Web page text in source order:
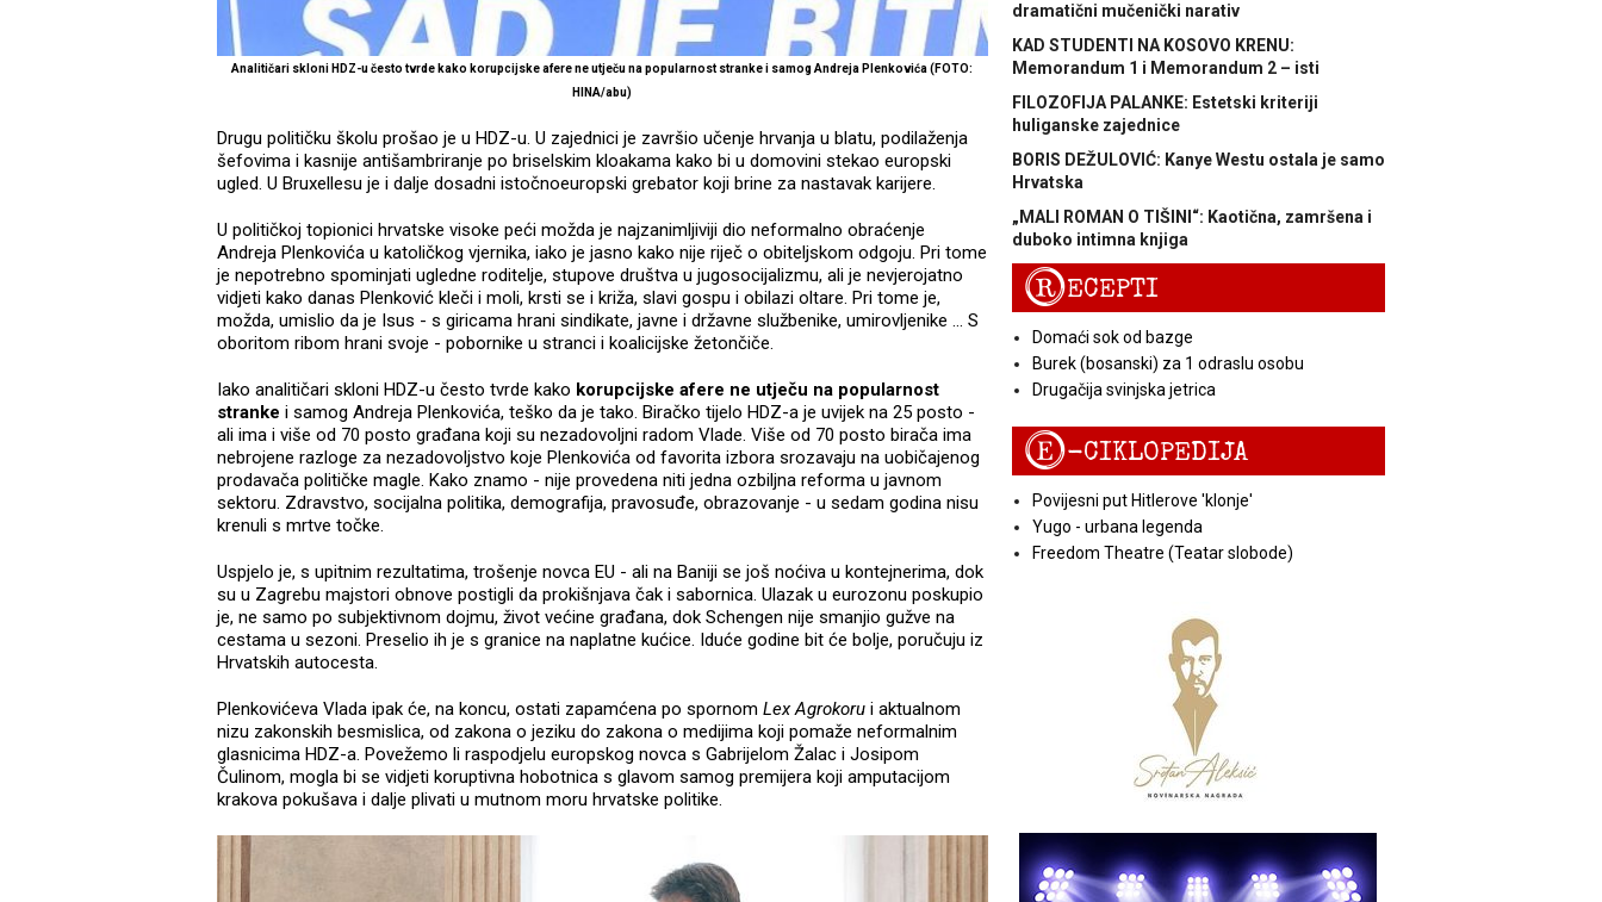
Analitičari skloni HDZ-u često tvrde kako korupcijske afere ne utječu na popularnost stranke i samog Andreja Plenkovića (FOTO:
HINA/abu)
Drugu političku školu prošao je u HDZ-u. U zajednici je završio učenje hrvanja u blatu, podilaženja
šefovima i kasnije antišambriranje po briselskim kloakama kako bi u domovini stekao europski
ugled. U Bruxellesu je i dalje dosadni istočnoeuropski grebator koji brine za nastavak karijere.
U političkoj topionici hrvatske visoke peći možda je najzanimljiviji dio neformalno obraćenje
Andreja Plenkovića u katoličkog vjernika, iako je jasno kako nije riječ o obiteljskom odgoju. Pri tome
je nepotrebno spominjati ugledne roditelje, stupove društva u jugosocijalizmu, ali je nevjerojatno
vidjeti kako danas Plenković kleči i moli, krsti se i križa, slavi gospu i obilazi oltare. Pri tome je,
možda, umislio da je Isus - s giricama hrani sindikate, javne i državne službenike, umirovljenike ... S
oboritom ribom hrani svoje - pobornike u stranci i koalicijske žetončiče.
Iako analitičari skloni HDZ-u često tvrde kako korupcijske afere ne utječu na popularnost
stranke i samog Andreja Plenkovića, teško da je tako. Biračko tijelo HDZ-a je uvijek na 25 posto -
ali ima i više od 70 posto građana koji su nezadovoljni radom Vlade. Više od 70 posto birača ima
nebrojene razloge za nezadovoljstvo koje Plenkovića od favorita izbora srozavaju na uobičajenog
prodavača političke magle. Kako znamo - nije provedena niti jedna ozbiljna reforma u javnom
sektoru. Zdravstvo, socijalna politika, demografija, pravosuđe, obrazovanje - u sedam godina nisu
krenuli s mrtve točke.
Uspjelo je, s upitnim rezultatima, trošenje novca EU - ali na Baniji se još noćiva u kontejnerima, dok
su u Zagrebu majstori obnove postigli da prokišnjava čak i sabornica. Ulazak u eurozonu poskupio
je, ne samo po subjektivnom dojmu, život većine građana, dok Schengen nije smanjio gužve na
cestama u sezoni. Preselio ih je s granice na naplatne kućice. Iduće godine bit će bolje, poručuju iz
Hrvatskih autocesta.
Plenkovićeva Vlada ipak će, na koncu, ostati zapamćena po spornom Lex Agrokoru i aktualnom
nizu zakonskih besmislica, od zakona o jeziku do zakona o medijima koji pomaže neformalnim
glasnicima HDZ-a. Povežemo li raspodjelu europskog novca s Gabrijelom Žalac i Josipom
Čulinom, mogla bi se vidjeti koruptivna hobotnica s glavom samog premijera koji amputacijom
krakova pokušava i dalje plivati u mutnom moru hrvatske politike.
dramatični mučenički narativ
KAD STUDENTI NA KOSOVO KRENU:
Memorandum 1 i Memorandum 2 – isti
FILOZOFIJA PALANKE: Estetski kriteriji
huliganske zajednice
BORIS DEŽULOVIĆ: Kanye Westu ostala je samo
Hrvatska
„MALI ROMAN O TIŠINI“: Kaotična, zamršena i
duboko intimna knjiga
RECEPTI
Domaći sok od bazge
Burek (bosanski) za 1 odraslu osobu
Drugačija svinjska jetrica
E-CIKLOPEDIJA
Povijesni put Hitlerove 'klonje'
Yugo - urbana legenda
Freedom Theatre (Teatar slobode)